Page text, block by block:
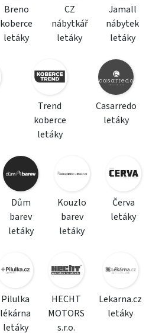
Breno
koberce
letáky
CZ
nábytkář
letáky
Jamall
nábytek
letáky
Trend
koberce
letáky
Casarredo
letáky
Dům
barev
letáky
Kouzlo
barev
letáky
Červa
letáky
Pilulka
lékárna
letáky
HECHT
MOTORS
s.r.o.
Lekarna.cz
letáky